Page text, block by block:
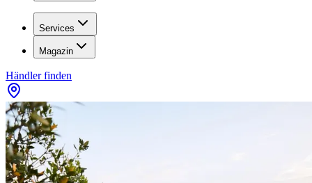
Services
Magazin
Händler finden